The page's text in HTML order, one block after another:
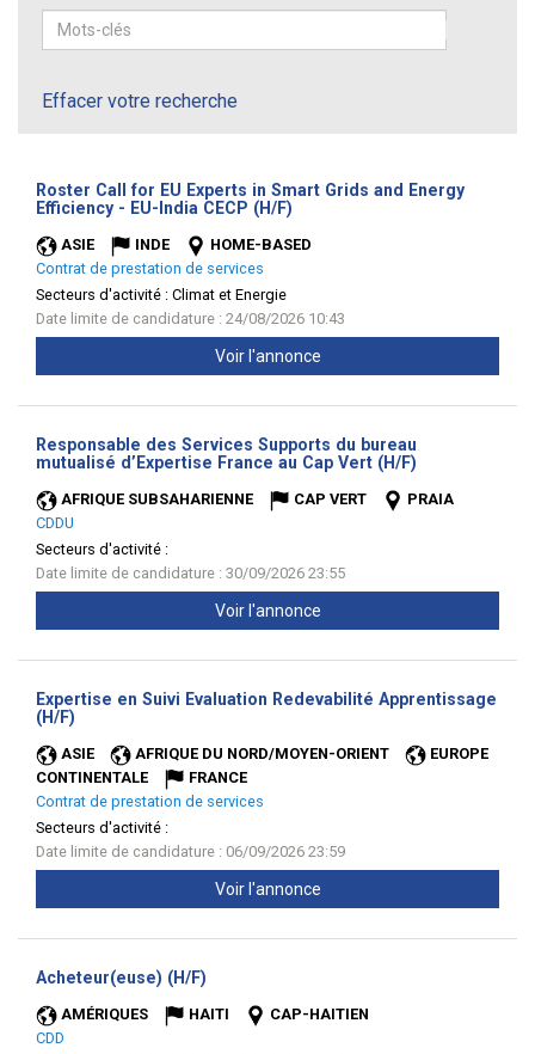
Effacer votre recherche
Roster Call for EU Experts in Smart Grids and Energy
Efficiency - EU-India CECP (H/F)
ASIE INDE
HOME-BASED
Contrat de prestation de services
Secteurs d'activité : Climat et Energie
Date limite de candidature : 24/08/2026 10:43
Voir l'annonce
Responsable des Services Supports du bureau
mutualisé d’Expertise France au Cap Vert (H/F)
AFRIQUE SUBSAHARIENNE CAP VERT
PRAIA
CDDU
Secteurs d'activité :
Date limite de candidature : 30/09/2026 23:55
Voir l'annonce
Expertise en Suivi Evaluation Redevabilité Apprentissage
(H/F)
ASIE AFRIQUE DU NORD/MOYEN-ORIENT
EUROPE
CONTINENTALE
FRANCE
Contrat de prestation de services
Secteurs d'activité :
Date limite de candidature : 06/09/2026 23:59
Voir l'annonce
Acheteur(euse) (H/F)
AMÉRIQUES HAITI
CAP-HAITIEN
CDD